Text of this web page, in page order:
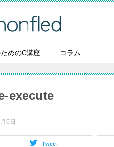
めのC講座 コラム
execute
6日
Tweet